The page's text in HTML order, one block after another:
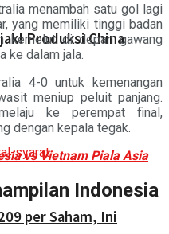
Produksi China
per Saham, Ini
menambah satu gol lagi
yang memiliki tinggi badan
kemelut di depan gawang
ke dalam jala.
4-0 untuk kemenangan
meniup peluit panjang.
ke perempat final,
dengan kepala tegak.
vs Vietnam Piala Asia
Indonesia